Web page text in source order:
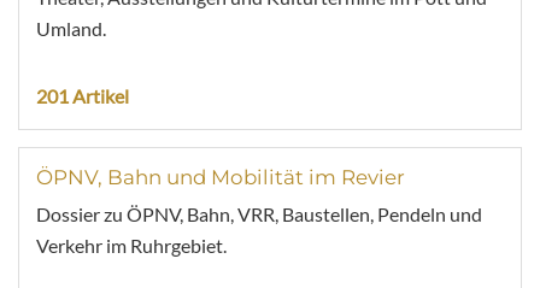
Umland.
201 Artikel
ÖPNV, Bahn und Mobilität im Revier
Dossier zu ÖPNV, Bahn, VRR, Baustellen, Pendeln und
Verkehr im Ruhrgebiet.